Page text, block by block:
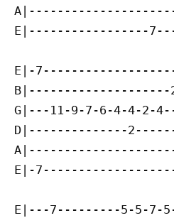
E|-----------------
E|-
B|--------------------
G|---11-9-7-6-4-4-
D|--------------
E|-
E|---7---------5-5-